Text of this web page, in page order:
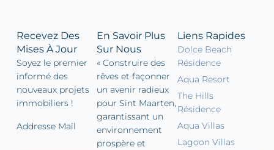
En Savoir Plus
Sur Nous
« Construire des
rêves et façonner
un avenir radieux
pour Sint Maarten,
garantissant un
environnement
prospère et
Liens Rapides
Dolce Beach
Résidence
Aqua Resort
The Hills
Résidence
Aqua Villas
Lagoon Villas
Recevez Des
Mises À Jour
Soyez le premier
informé des
nouveaux projets
immobiliers !
Addresse Mail